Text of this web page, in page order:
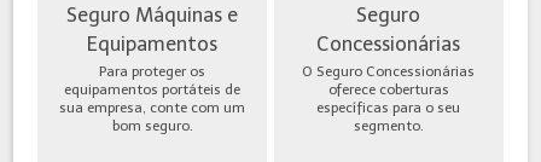
Seguro Máquinas e
Equipamentos
Para proteger os
equipamentos portáteis de
sua empresa, conte com um
bom seguro.
Seguro
Concessionárias
O Seguro Concessionárias
oferece coberturas
específicas para o seu
segmento.